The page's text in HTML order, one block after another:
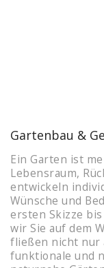
Gartenbau &
Ein Garten ist
Lebensraum,
entwickeln
Wünsche und
ersten Skizze
wir Sie auf dem
fließen nicht nur
funktionale und